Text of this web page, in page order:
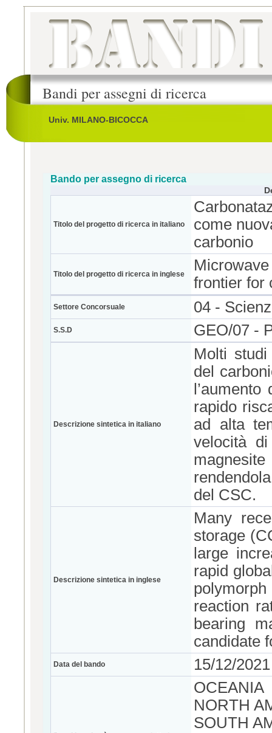
Bandi per assegni di ricerca
Univ. MILANO-BICOCCA
Bando per assegno di ricerca
Titolo del progetto di ricerca in italiano
come
carbonio
Titolo del progetto di ricerca in inglese
frontier for
Settore Concorsuale 04 -
S.S.D GEO/07 -
Descrizione sintetica in italiano
Molti
del
rapido
ad alta
velocità di
del CSC.
Descrizione sintetica in inglese
Many
storage
large
rapid
reaction
bearing
candidate
Data del bando 15/12/2021
OCEANIA
NORTH
SOUTH